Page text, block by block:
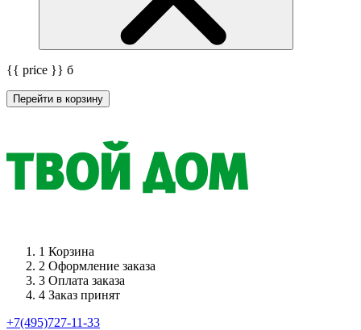
{{ price }} б
Перейти в корзину
1 Корзина
2 Оформление заказа
3 Оплата заказа
4 Заказ принят
+7(495)727-11-33